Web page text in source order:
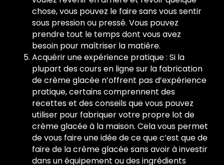
chose, vous pouvez le faire sans vous sentir
sous pression ou pressé. Vous pouvez
prendre tout le temps dont vous avez
besoin pour maîtriser la matière.
Acquérir une expérience pratique : Si la
plupart des cours en ligne sur la fabrication
de crème glacée n’offrent pas d’expérience
pratique, certains comprennent des
recettes et des conseils que vous pouvez
utiliser pour fabriquer votre propre lot de
crème glacée à la maison. Cela vous permet
de vous faire une idée de ce que c’est que de
faire de la crème glacée sans avoir à investir
dans un équipement ou des ingrédients